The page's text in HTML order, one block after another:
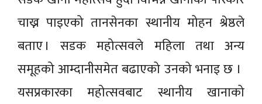
चाख्न पाइएको तानसेनका स्थानीय मोहन श्रेष्ठले
बताए । सडक महोत्सवले महिला तथा अन्य
समूहको आम्दानीसमेत बढाएको उनको भनाइ छ ।
यसप्रकारका महोत्सवबाट स्थानीय खानाको